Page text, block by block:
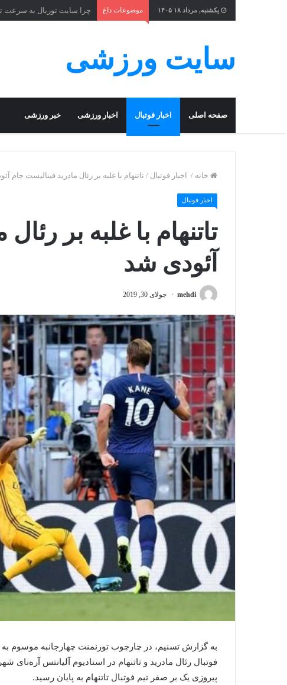
یکشنبه, مرداد ۱۸ ۱۴۰۵ موضوعات داغ چرا سایت توربال به ‌سرعت
سایت ورزشی
صفحه اصلی اخبار فوتبال اخبار ورزشی خبر ورزشی
خانه / اخبار فوتبال / تاتنهام با غلبه بر رئال مادرید فینالیست جام
اخبار فوتبال
تاتنهام با غلبه بر
آئودی شد
mehdi جولای 30, 2019
به گزارش تسنیم، در چارچوب تورنمنت چهارجانبه موسوم
فوتبال رئال مادرید و تاتنهام در استادیوم آلیانتس آره‌نای
پیروزی یک بر صفر تیم فوتبال تاتنهام به پایان رسید.